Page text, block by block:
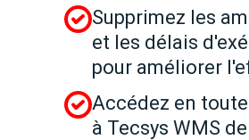
Supprimez les
et les délais
pour améliorer
Accédez en
à Tecsys WMS de